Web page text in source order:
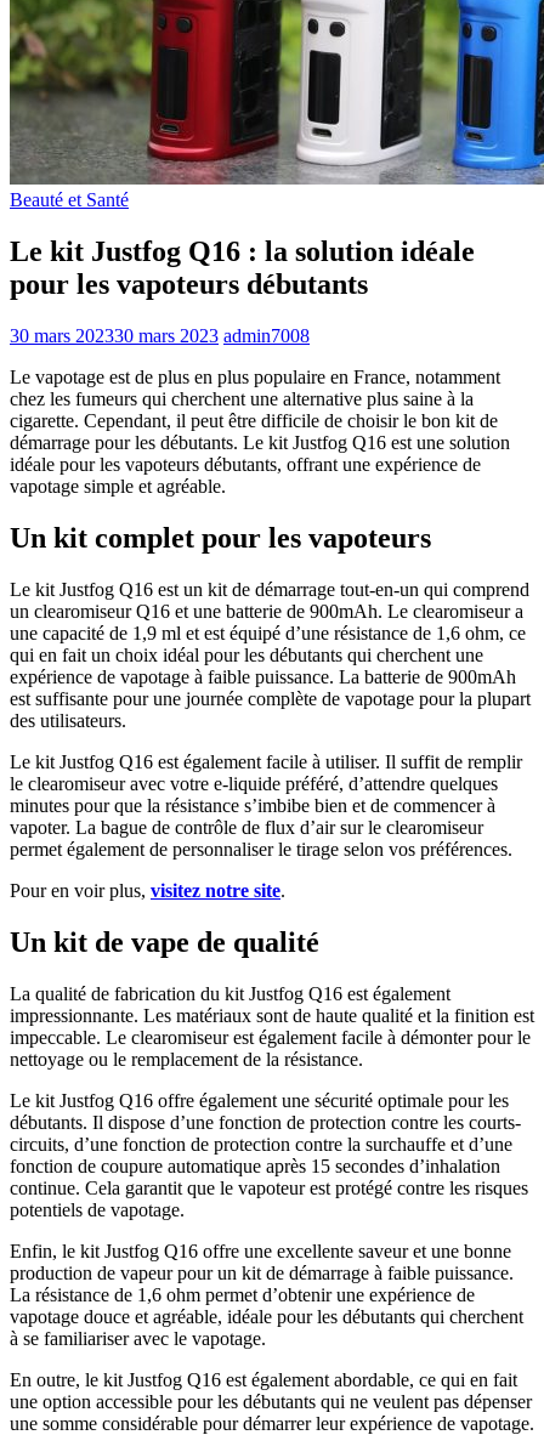
Beauté et Santé
Le kit Justfog Q16 : la solution idéale
pour les vapoteurs débutants
30 mars 202330 mars 2023 admin7008
Le vapotage est de plus en plus populaire en France, notamment
chez les fumeurs qui cherchent une alternative plus saine à la
cigarette. Cependant, il peut être difficile de choisir le bon kit de
démarrage pour les débutants. Le kit Justfog Q16 est une solution
idéale pour les vapoteurs débutants, offrant une expérience de
vapotage simple et agréable.
Un kit complet pour les vapoteurs
Le kit Justfog Q16 est un kit de démarrage tout-en-un qui comprend
un clearomiseur Q16 et une batterie de 900mAh. Le clearomiseur a
une capacité de 1,9 ml et est équipé d’une résistance de 1,6 ohm, ce
qui en fait un choix idéal pour les débutants qui cherchent une
expérience de vapotage à faible puissance. La batterie de 900mAh
est suffisante pour une journée complète de vapotage pour la plupart
des utilisateurs.
Le kit Justfog Q16 est également facile à utiliser. Il suffit de remplir
le clearomiseur avec votre e-liquide préféré, d’attendre quelques
minutes pour que la résistance s’imbibe bien et de commencer à
vapoter. La bague de contrôle de flux d’air sur le clearomiseur
permet également de personnaliser le tirage selon vos préférences.
Pour en voir plus, visitez notre site.
Un kit de vape de qualité
La qualité de fabrication du kit Justfog Q16 est également
impressionnante. Les matériaux sont de haute qualité et la finition est
impeccable. Le clearomiseur est également facile à démonter pour le
nettoyage ou le remplacement de la résistance.
Le kit Justfog Q16 offre également une sécurité optimale pour les
débutants. Il dispose d’une fonction de protection contre les courts-
circuits, d’une fonction de protection contre la surchauffe et d’une
fonction de coupure automatique après 15 secondes d’inhalation
continue. Cela garantit que le vapoteur est protégé contre les risques
potentiels de vapotage.
Enfin, le kit Justfog Q16 offre une excellente saveur et une bonne
production de vapeur pour un kit de démarrage à faible puissance.
La résistance de 1,6 ohm permet d’obtenir une expérience de
vapotage douce et agréable, idéale pour les débutants qui cherchent
à se familiariser avec le vapotage.
En outre, le kit Justfog Q16 est également abordable, ce qui en fait
une option accessible pour les débutants qui ne veulent pas dépenser
une somme considérable pour démarrer leur expérience de vapotage.